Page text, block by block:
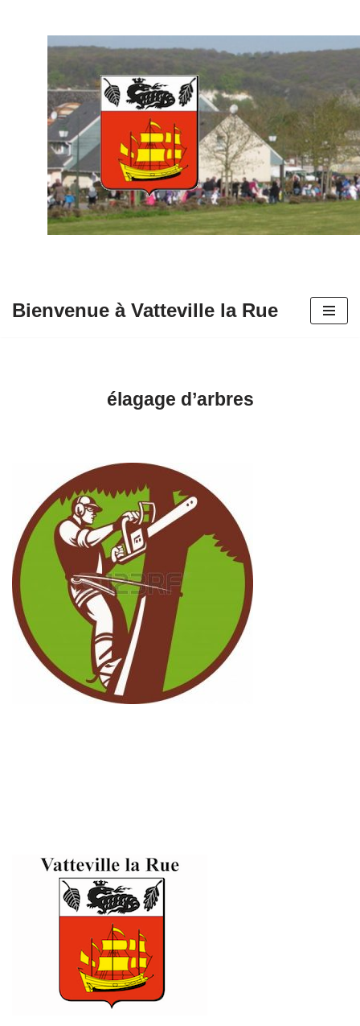
contenu
Bienvenue à Vatteville la Rue
élagage d’arbres